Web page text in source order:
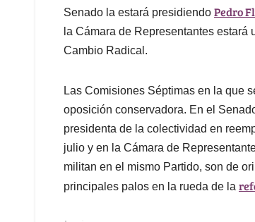
Senado la estará presidiendo Pedro
la Cámara de Representantes
Cambio Radical.
Las Comisiones Séptimas en la que
oposición conservadora. En el
presidenta de la colectividad en
julio y en la Cámara de
militan en el mismo Partido, son de
principales palos en la rueda de la